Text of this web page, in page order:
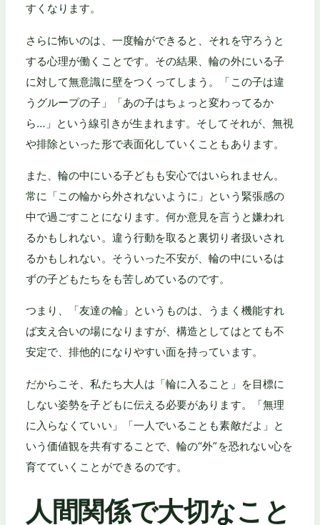
すくなります。
さらに怖いのは、一度輪ができると、それを守ろうと
する心理が働くことです。その結果、輪の外にいる子
に対して無意識に壁をつくってしまう。「この子は違
うグループの子」「あの子はちょっと変わってるか
ら…」という線引きが生まれます。そしてそれが、無視
や排除といった形で表面化していくこともあります。
また、輪の中にいる子どもも安心ではいられません。
常に「この輪から外されないように」という緊張感の
中で過ごすことになります。何か意見を言うと嫌われ
るかもしれない。違う行動を取ると裏切り者扱いされ
るかもしれない。そういった不安が、輪の中にいるは
ずの子どもたちをも苦しめているのです。
つまり、「友達の輪」というものは、うまく機能すれ
ば支え合いの場になりますが、構造としてはとても不
安定で、排他的になりやすい面を持っています。
だからこそ、私たち大人は「輪に入ること」を目標に
しない姿勢を子どもに伝える必要があります。「無理
に入らなくていい」「一人でいることも素敵だよ」と
いう価値観を共有することで、輪の“外”を恐れない心を
育てていくことができるのです。
人間関係で大切なこと